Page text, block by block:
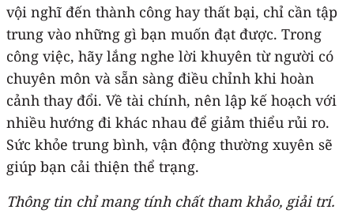
vội nghĩ đến thành công hay thất bại, chỉ cần tập
trung vào những gì bạn muốn đạt được. Trong
công việc, hãy lắng nghe lời khuyên từ người có
chuyên môn và sẵn sàng điều chỉnh khi hoàn
cảnh thay đổi. Về tài chính, nên lập kế hoạch với
nhiều hướng đi khác nhau để giảm thiểu rủi ro.
Sức khỏe trung bình, vận động thường xuyên sẽ
giúp bạn cải thiện thể trạng.
Thông tin chỉ mang tính chất tham khảo, giải trí.